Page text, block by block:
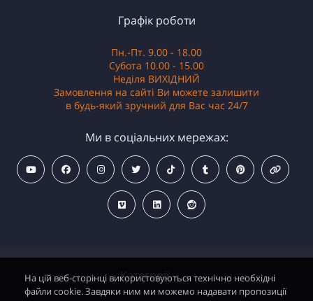
Категорії
Графік роботи
Пн.-Пт. 9.00 - 18.00
Субота 10.00 - 15.00
Неділя ВИХІДНИЙ
Замовлення на сайті Ви можете залишити
в будь-який зручний для Вас час 24/7
Ми в соціальних мережах:
На цій веб-сторінці використовуються технічно необхідні
файли cookie. Завдяки ним ми можемо надавати пропозиції